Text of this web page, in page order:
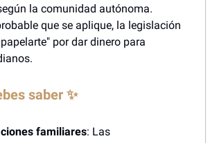
la comunidad autónoma.
que se aplique, la legislación
por dar dinero para
saber ✨
familiares: Las